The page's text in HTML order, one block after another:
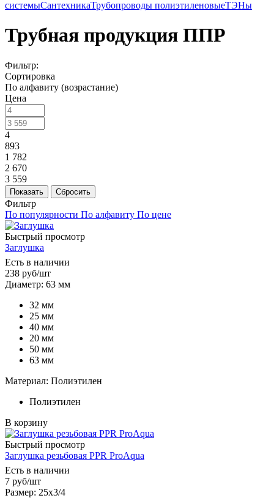
системыСантехникаТрубопроводы полиэтиленовыеТЭНы
Трубная продукция ППР
Фильтр:
Сортировка
По алфавиту (возрастание)
Цена
4
893
1 782
2 670
3 559
Показать Сбросить
Фильтр
По популярности По алфавиту По цене
Быстрый просмотр
Заглушка
Есть в наличии
238 руб/шт
Диаметр: 63 мм
32 мм
25 мм
40 мм
20 мм
50 мм
63 мм
Материал: Полиэтилен
Полиэтилен
В корзину
Быстрый просмотр
Заглушка резьбовая PPR ProAqua
Есть в наличии
7 руб/шт
Размер: 25х3/4